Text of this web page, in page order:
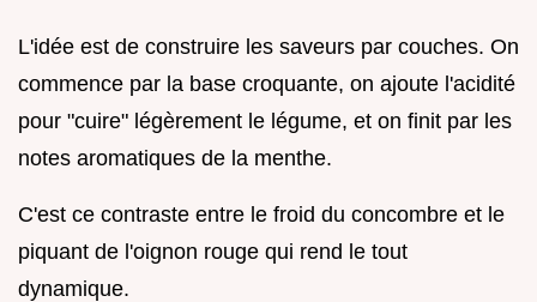
L'idée est de construire les saveurs par couches. On
commence par la base croquante, on ajoute l'acidité
pour "cuire" légèrement le légume, et on finit par les
notes aromatiques de la menthe.
C'est ce contraste entre le froid du concombre et le
piquant de l'oignon rouge qui rend le tout
dynamique.